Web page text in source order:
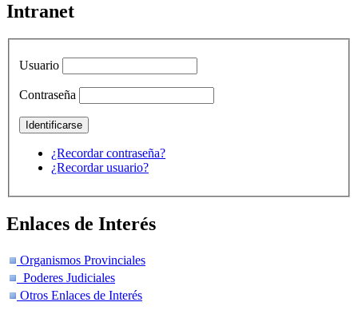
Intranet
Usuario
Contraseña
¿Recordar contraseña?
¿Recordar usuario?
Enlaces de Interés
Organismos Provinciales
Poderes Judiciales
Otros Enlaces de Interés